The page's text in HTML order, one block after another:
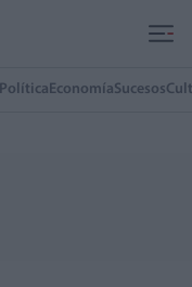
Política EconomíaSucesos